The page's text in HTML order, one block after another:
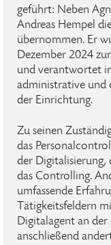
geführt: Neben
Andreas Hempel
übernommen. Er
Dezember 2024
und verantwortet
administrative und
der Einrichtung.
Zu seinen
das
der Digitalisierung,
das Controlling.
umfassende
Tätigkeitsfeldern
Digitalagent an
anschließend